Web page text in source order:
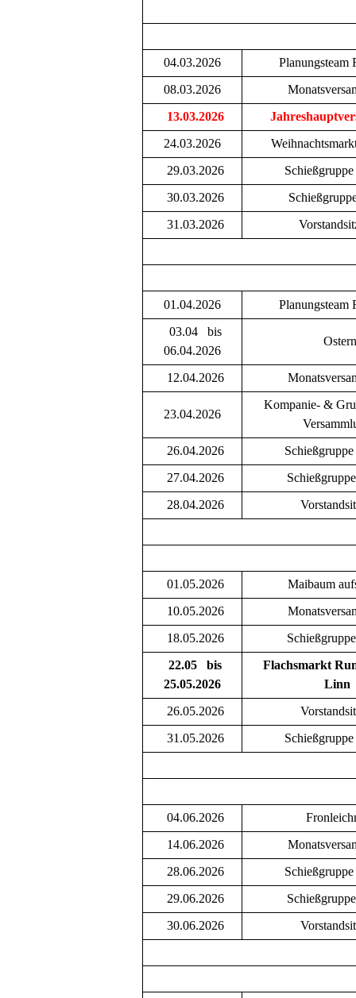
04.03.2026
Planungsteam
08.03.2026
13.03.2026
24.03.2026
29.03.2026
30.03.2026
31.03.2026
01.04.2026
Planungsteam
03.04 bis
06.04.2026
12.04.2026
23.04.2026
Kompanie- &
26.04.2026
27.04.2026
28.04.2026
01.05.2026
Maibaum
10.05.2026
18.05.2026
22.05 bis
25.05.2026
Flachsmarkt
Linn
26.05.2026
31.05.2026
04.06.2026
14.06.2026
28.06.2026
29.06.2026
30.06.2026